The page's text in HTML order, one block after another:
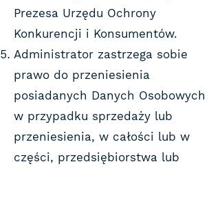
Prezesa Urzędu Ochrony
Konkurencji i Konsumentów.
Administrator zastrzega sobie
prawo do przeniesienia
posiadanych Danych Osobowych
w przypadku sprzedaży lub
przeniesienia, w całości lub w
części, przedsiębiorstwa lub